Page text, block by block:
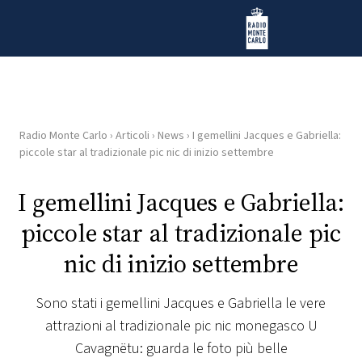
Radio Monte Carlo
HOME
RADIO
WEB
RADIO
PLAYLIST
Radio Monte Carlo › Articoli › News › I gemellini Jacques e Gabriella:
piccole star al tradizionale pic nic di inizio settembre
I gemellini Jacques e Gabriella:
piccole star al tradizionale pic
nic di inizio settembre
Sono stati i gemellini Jacques e Gabriella le vere
attrazioni al tradizionale pic nic monegasco U
Cavagnëtu: guarda le foto più belle